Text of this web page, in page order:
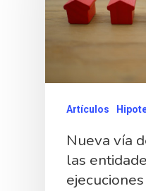
Artículos
Nueva vía
las